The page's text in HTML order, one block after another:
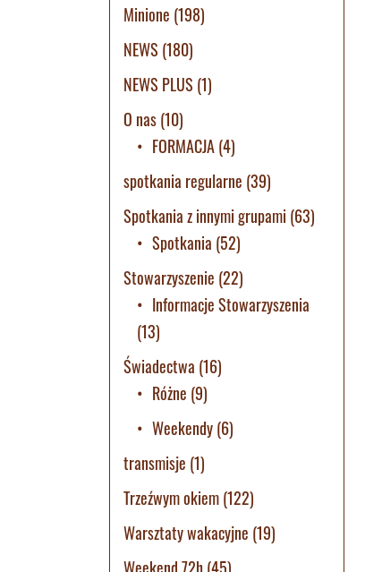
Minione (198)
NEWS (180)
NEWS PLUS (1)
O nas(10)
FORMACJA(4)
spotkania regularne (39)
Spotkania z innymi grupami (63)
Spotkania (52)
Stowarzyszenie (22)
Informacje Stowarzyszenia
(13)
Świadectwa (16)
Różne (9)
Weekendy(6)
transmisje (1)
Trzeźwym okiem(122)
Warsztaty wakacyjne (19)
Weekend 72h(45)